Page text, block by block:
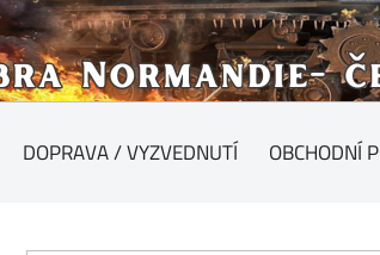
DOPRAVA / VYZVEDNUTÍ OBCHODNÍ